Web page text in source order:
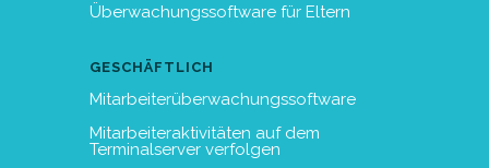
Überwachungssoftware für Eltern
GESCHÄFTLICH
Mitarbeiterüberwachungssoftware
Mitarbeiteraktivitäten auf dem
Terminalserver verfolgen